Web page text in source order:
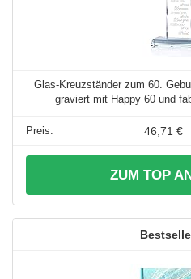
Glas-Kreuzständer zum 60.
graviert mit Happy 60 und
46,71 €
ZUM TOP